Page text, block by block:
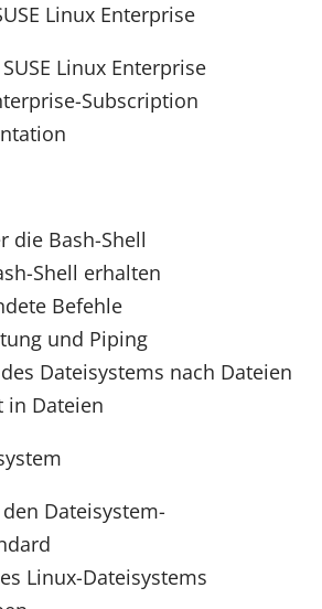
Linux Enterprise
Linux Enterprise
Subscription
die Bash-Shell
Shell erhalten
Befehle
und Piping
Dateisystems nach Dateien
in Dateien
Dateisystem-
Linux-Dateisystems